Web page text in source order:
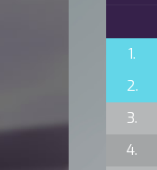
1.
2.
3.
4.